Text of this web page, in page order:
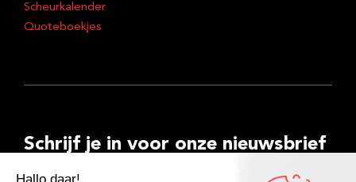
Scheurkalender
Quoteboekjes
Schrijf je in voor onze nieuwsbrief